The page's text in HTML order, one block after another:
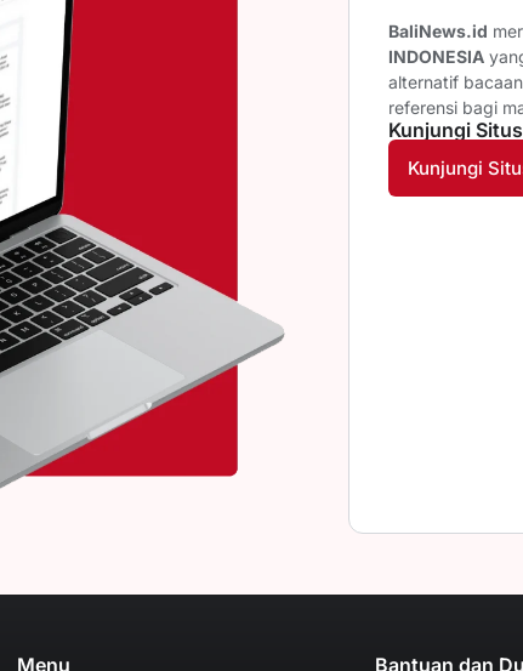
BaliNews.id
INDONESIA
alternatif
referensi bagi
Kunjungi
Kunjungi
Menu Bantuan dan